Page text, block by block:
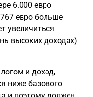
6.000 евро
евро больше
увеличиться
высоких доходах)
и доход,
ниже базового